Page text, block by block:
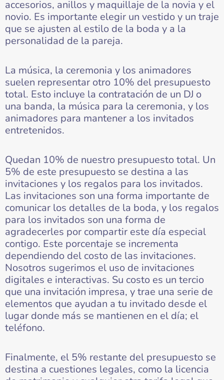
accesorios, anillos y maquillaje de la novia y el
novio. Es importante elegir un vestido y un traje
que se ajusten al estilo de la boda y a la
personalidad de la pareja.
La música, la ceremonia y los animadores
suelen representar otro 10% del presupuesto
total. Esto incluye la contratación de un DJ o
una banda, la música para la ceremonia, y los
animadores para mantener a los invitados
entretenidos.
Quedan 10% de nuestro presupuesto total. Un
5% de este presupuesto se destina a las
invitaciones y los regalos para los invitados.
Las invitaciones son una forma importante de
comunicar los detalles de la boda, y los regalos
para los invitados son una forma de
agradecerles por compartir este día especial
contigo. Este porcentaje se incrementa
dependiendo del costo de las invitaciones.
Nosotros sugerimos el uso de invitaciones
digitales e interactivas. Su costo es un tercio
que una invitación impresa, y trae una serie de
elementos que ayudan a tu invitado desde el
lugar donde más se mantienen en el día; el
teléfono.
Finalmente, el 5% restante del presupuesto se
destina a cuestiones legales, como la licencia